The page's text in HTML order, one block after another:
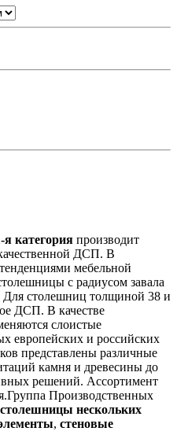
я категория производит
ДСП. В
мебельной
с радиусом завала
столешниц толщиной 38 и
ДСП. В качестве
слоистые
европейских и российских
представлены различные
камня и древесины до
решений. Ассортимент
Производственных
столешницы нескольких
, стеновые